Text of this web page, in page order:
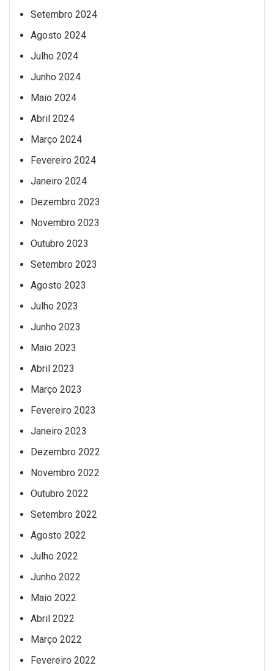
Setembro 2024
Agosto 2024
Julho 2024
Junho 2024
Maio 2024
Abril 2024
Março 2024
Fevereiro 2024
Janeiro 2024
Dezembro 2023
Novembro 2023
Outubro 2023
Setembro 2023
Agosto 2023
Julho 2023
Junho 2023
Maio 2023
Abril 2023
Março 2023
Fevereiro 2023
Janeiro 2023
Dezembro 2022
Novembro 2022
Outubro 2022
Setembro 2022
Agosto 2022
Julho 2022
Junho 2022
Maio 2022
Abril 2022
Março 2022
Fevereiro 2022